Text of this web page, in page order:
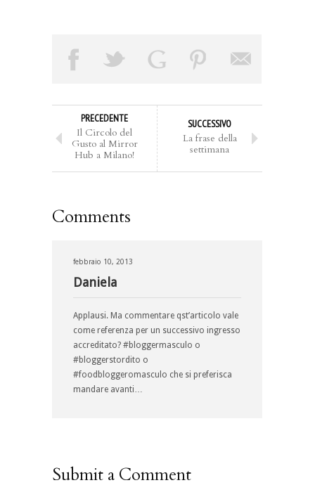
PRECEDENTE
Il Circolo del
Gusto al Mirror
Hub a Milano!
SUCCESSIVO
La frase della
settimana
Comments
febbraio 10, 2013
Daniela
Applausi. Ma commentare qst’articolo vale
come referenza per un successivo ingresso
accreditato? #bloggermasculo o
#bloggerstordito o
#foodbloggeromasculo che si preferisca
mandare avanti…
Submit a Comment